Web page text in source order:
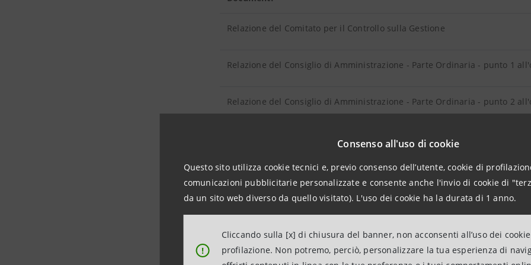
Consenso all'uso di cookie
Questo sito utilizza cookie tecnici e, previo consenso dell’utente, cookie di
comunicazioni pubblicitarie personalizzate e consente anche l'invio di cookie di
da un sito web diverso da quello visitato). L'uso dei cookie ha la durata di 1 anno.
!
Cliccando sulla [x] di chiusura del banner, non acconsenti all’uso dei
profilazione. Non potremo, perciò, personalizzare la tua esperienza di
Relazione del Comitato per il Controllo sulla Gestione
Relazione del Consiglio di Amministrazione - Parte Ordinaria - punto 1
Relazione del Consiglio di Amministrazione - Parte Ordinaria - punto 2
Relazione del Consiglio di Amministrazione - Parte Ordinaria - punto 3 a)
Relazione del Consiglio di Amministrazione - Parte Ordinaria - punto 3 b)
Relazione del Consiglio di Amministrazione - Parte Ordinaria - punto 3 d)